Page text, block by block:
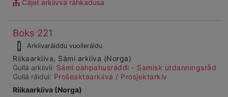
Čájet arkiivva ráhkadusa
Ohcanboađus
99985
Boks 221
dárkkes
dieđuid
Arkiivaráiddu vuolleráidu
Riikaarkiiva, Sámi arkiiva (Norga)
Gullá arkiivii: Sámi oahpahusráđđi - Samisk utdanningsråd
Gullá ráidui: Prošeaktaarkiiva / Prosjektarkiv
Riikaarkiiva (Norga)